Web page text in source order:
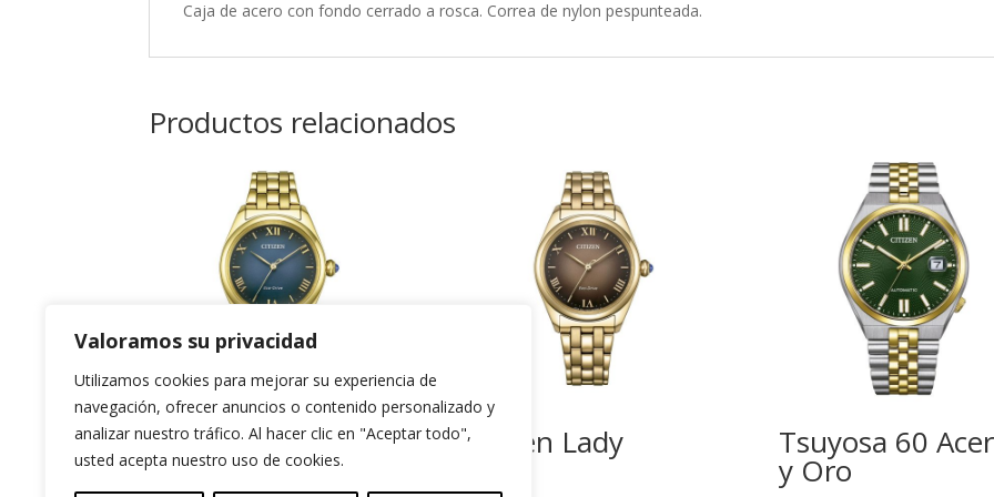
Valoramos su privacidad
Utilizamos cookies para mejorar su experiencia de
navegación, ofrecer anuncios o contenido personalizado y
analizar nuestro tráfico. Al hacer clic en "Aceptar todo",
usted acepta nuestro uso de cookies.
Caja de acero con fondo cerrado a rosca. Correa de nylon pespunteada.
Productos relacionados
Citizen Lady Citizen Lady Tsuyosa 60
y Oro